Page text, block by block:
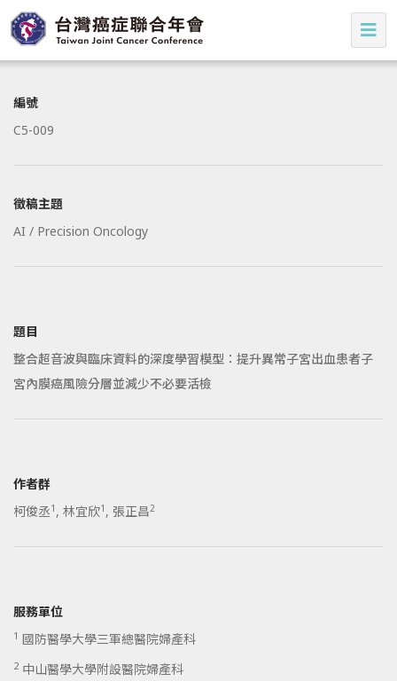
編號
C5-009
徵稿主題
AI / Precision Oncology
題目
整合超音波與臨床資料的深度學習模型：提升異常子宮出血患者子
宮內膜癌風險分層並減少不必要活檢
作者群
柯俊丞1 , 林宜欣1 , 張正昌2
服務單位
1 國防醫學大學三軍總醫院婦產科
2中山醫學大學附設醫院婦產科